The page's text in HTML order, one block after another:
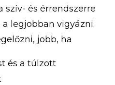
szív- és érrendszerre
legjobban vigyázni.
jobb, ha
és a túlzott